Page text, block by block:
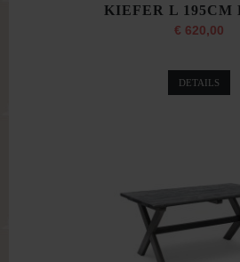
KIEFER L 195CM
€ 620,00
DETAILS